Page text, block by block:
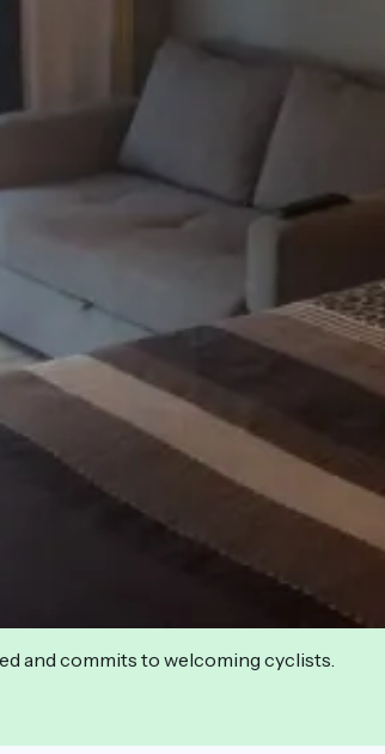
and commits to welcoming cyclists.